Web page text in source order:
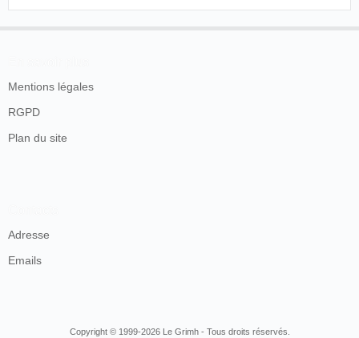
Mentions légales
RGPD
Plan du site
Adresse
Emails
Copyright © 1999-2026 Le Grimh - Tous droits réservés.